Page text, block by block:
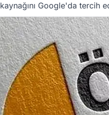
kaynağını Google'da tercih